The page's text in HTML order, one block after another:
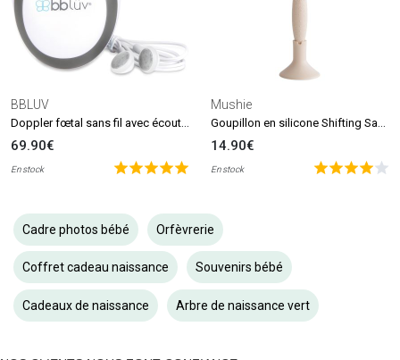
BBLUV
69.90€
En stock
Mushie
14.90€
En stock
Cadre photos bébé Orfèvrerie
Coffret cadeau naissance Souvenirs bébé
Cadeaux de naissance Arbre de naissance vert